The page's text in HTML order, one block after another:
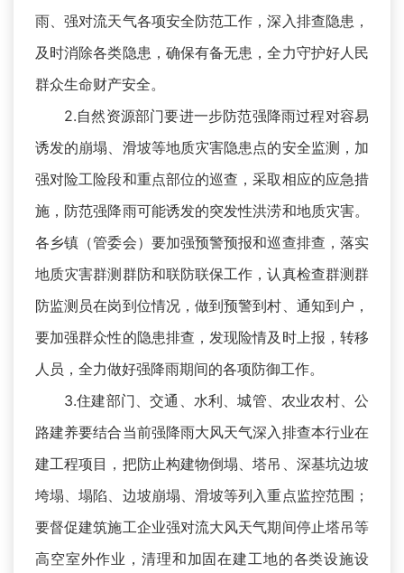
雨、强对流天气各项安全防范工作，深入排查隐患，
及时消除各类隐患，确保有备无患，全力守护好人民
群众生命财产安全。
2.自然资源部门要进一步防范强降雨过程对容易
诱发的崩塌、滑坡等地质灾害隐患点的安全监测，加
强对险工险段和重点部位的巡查，采取相应的应急措
施，防范强降雨可能诱发的突发性洪涝和地质灾害。
各乡镇（管委会）要加强预警预报和巡查排查，落实
地质灾害群测群防和联防联保工作，认真检查群测群
防监测员在岗到位情况，做到预警到村、通知到户，
要加强群众性的隐患排查，发现险情及时上报，转移
人员，全力做好强降雨期间的各项防御工作。
3.住建部门、交通、水利、城管、农业农村、公
路建养要结合当前强降雨大风天气深入排查本行业在
建工程项目，把防止构建物倒塌、塔吊、深基坑边坡
垮塌、塌陷、边坡崩塌、滑坡等列入重点监控范围；
要督促建筑施工企业强对流大风天气期间停止塔吊等
高空室外作业，清理和加固在建工地的各类设施设